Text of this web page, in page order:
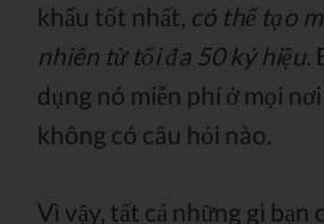
khẩu tốt nhất, có thể tạo
nhiên từ tối đa 50 ký hiệu.
dụng nó miễn phí ở mọi
không có câu hỏi nào.
Vì vậy, tất cả những gì bạn